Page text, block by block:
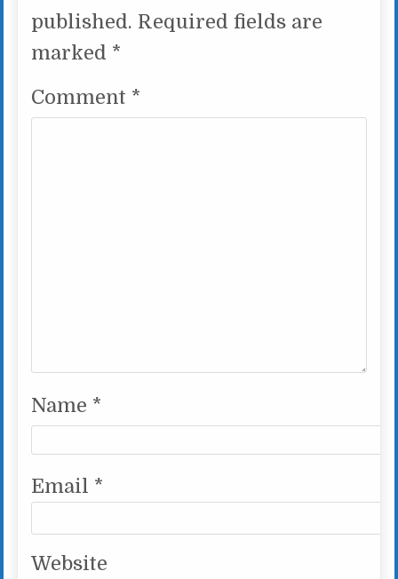
published. Required fields are
marked *
Comment *
Name *
Email *
Website